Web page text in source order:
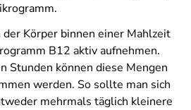
Körper binnen einer Mahlzeit
B12 aktiv aufnehmen.
Stunden können diese Mengen
werden. So sollte man sich
mehrmals täglich kleinere